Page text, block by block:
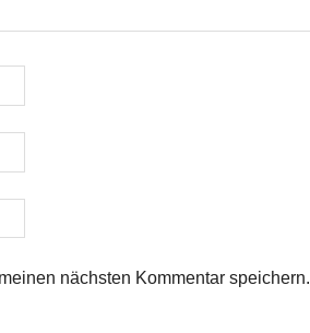
nächsten Kommentar speichern.